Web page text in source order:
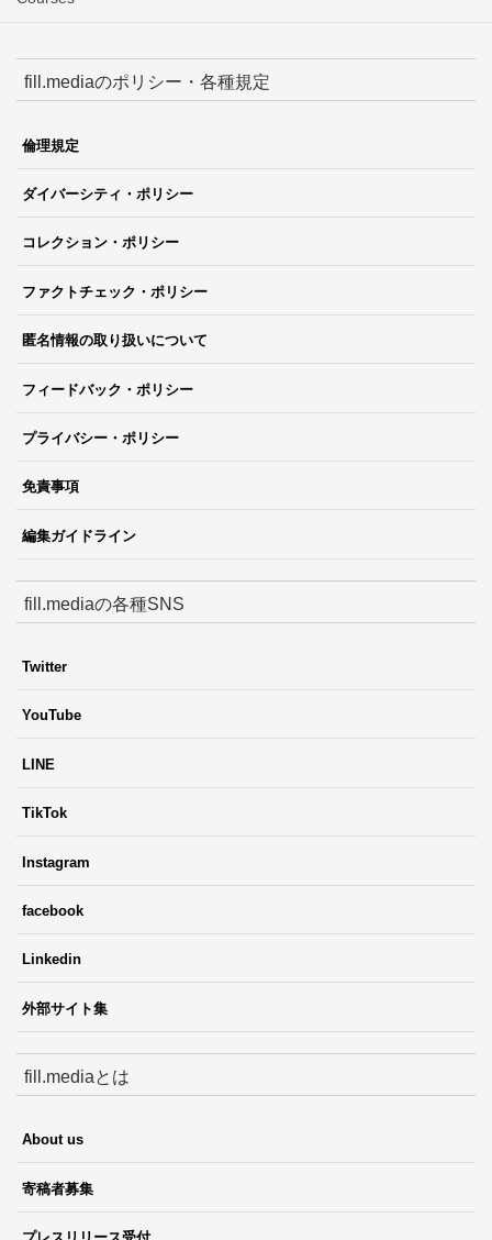
fill.mediaのポリシー・各種規定
倫理規定
ダイバーシティ・ポリシー
コレクション・ポリシー
ファクトチェック・ポリシー
匿名情報の取り扱いについて
フィードバック・ポリシー
プライバシー・ポリシー
免責事項
編集ガイドライン
fill.mediaの各種SNS
Twitter
YouTube
LINE
TikTok
Instagram
facebook
Linkedin
外部サイト集
fill.mediaとは
About us
寄稿者募集